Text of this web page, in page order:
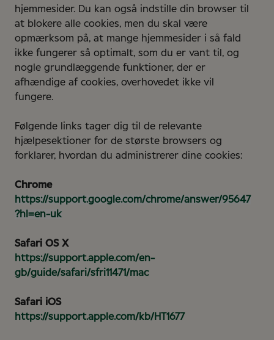
hjemmesider. Du kan også indstille din browser til
at blokere alle cookies, men du skal være
opmærksom på, at mange hjemmesider i så fald
ikke fungerer så optimalt, som du er vant til, og
nogle grundlæggende funktioner, der er
afhændige af cookies, overhovedet ikke vil
fungere.
Følgende links tager dig til de relevante
hjælpesektioner for de største browsers og
forklarer, hvordan du administrerer dine cookies:
Chrome
https://support.google.com/chrome/answer/95647
?hl=en-uk
Safari OS X
https://support.apple.com/en-
gb/guide/safari/sfri11471/mac
Safari iOS
https://support.apple.com/kb/HT1677